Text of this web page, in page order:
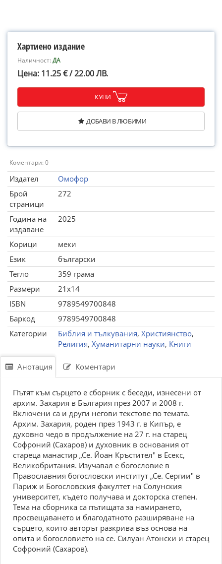
Хартиено издание
Наличност:ДА
Цена: 11.25 € / 22.00 ЛВ.
КУПИ
ДОБАВИ В ЛЮБИМИ
Коментари: 0
Издател
Омофор
Брой
страници
272
Година на
издаване
2025
Корици
меки
Език
български
Тегло
359 грама
Размери
21x14
ISBN
9789549700848
Баркод
9789549700848
Категории
Библия и тълкувания, Християнство,
Религия, Хуманитарни науки, Книги
Анотация Коментари
Пътят към сърцето е сборник с беседи, изнесени от
архим. Захария в България през 2007 и 2008 г.
Включени са и други негови текстове по темата.
Архим. Захария, роден през 1943 г. в Кипър, е
духовно чедо в продължение на 27 г. на старец
Софроний (Сахаров) и духовник в основания от
стареца манастир „Се. Йоан Кръстител" в Есекс,
Великобритания. Изучавал е богословие в
Православния богословски институт „Се. Сергии" в
Париж и Богословския факултет на Солунския
университет, където получава и докторска степен.
Тема на сборника са пътищата за намирането,
просвещаването и благодатното разширяване на
сърцето, които авторът разкрива въз основа на
опита и богословието на се. Силуан Атонски и старец
Софроний (Сахаров).